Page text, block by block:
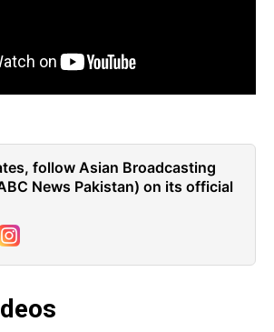
follow Asian Broadcasting
News Pakistan) on its official